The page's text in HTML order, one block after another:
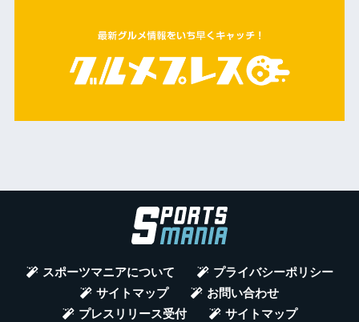
スポーツマニアについて
プライバシーポリシー
サイトマップ
お問い合わせ
プレスリリース受付
サイトマップ